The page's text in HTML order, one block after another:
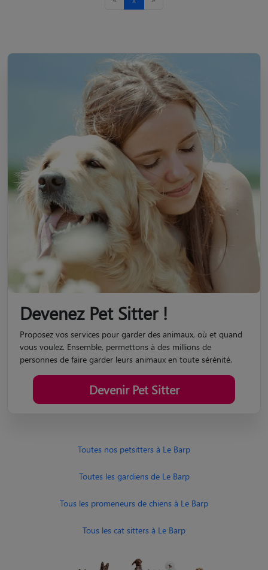
Devenez Pet Sitter !
Proposez vos services pour garder des animaux, où et quand
vous voulez. Ensemble, permettons à des millions de
personnes de faire garder leurs animaux en toute sérénité.
Devenir Pet Sitter
Toutes nos petsitters à Le Barp
Toutes les gardiens de Le Barp
Tous les promeneurs de chiens à Le Barp
Tous les cat sitters à Le Barp